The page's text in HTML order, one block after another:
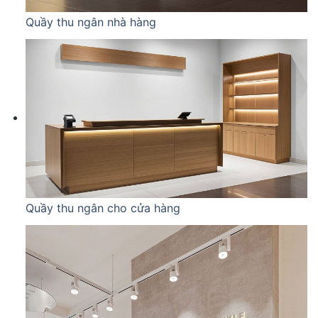
Quầy thu ngân nhà hàng
Quầy thu ngân cho cửa hàng